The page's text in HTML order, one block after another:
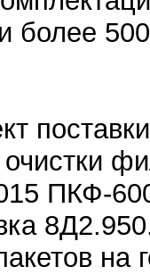
более
очистки
ПКФ-
на